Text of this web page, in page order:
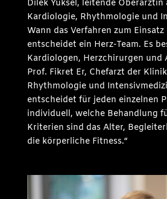
Dilek Yüksel, leitende
Kardiologie, Rhythmologie und
Wann das Verfahren zum
entscheidet ein Herz-Team. Es
Kardiologen, Herzchirurgen und
Prof. Fikret Er, Chefarzt der
Rhythmologie und
entscheidet für jeden einzelnen
individuell, welche Behandlung
Kriterien sind das Alter,
die körperliche Fitness.“